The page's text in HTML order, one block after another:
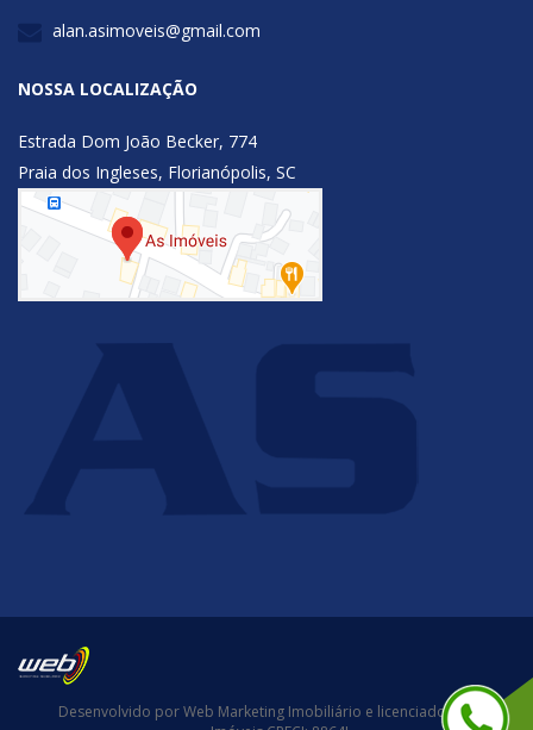
alan.asimoveis@gmail.com
NOSSA LOCALIZAÇÃO
Estrada Dom João Becker, 774
Praia dos Ingleses, Florianópolis, SC
Desenvolvido por Web Marketing Imobiliário e licenciado para AS